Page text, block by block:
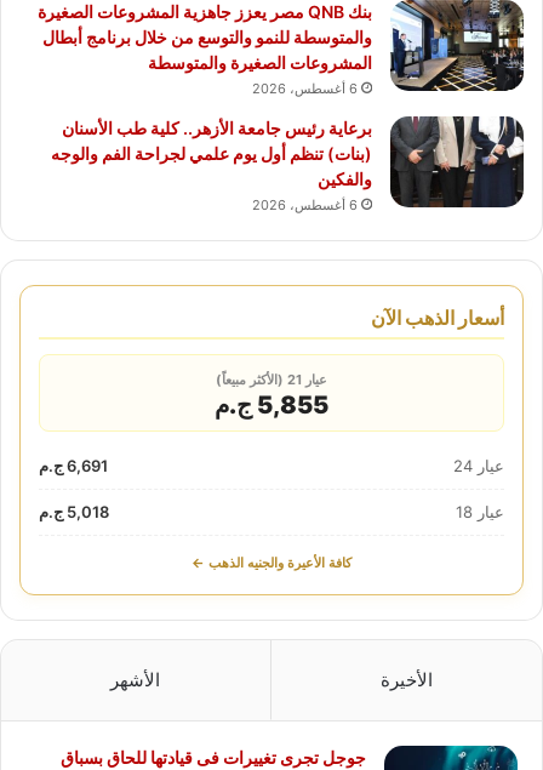
بنك QNB مصر يعزز جاهزية المشروعات الصغيرة
والمتوسطة للنمو والتوسع من خلال برنامج أبطال
المشروعات الصغيرة والمتوسطة
6 أغسطس، 2026
برعاية رئيس جامعة الأزهر.. كلية طب الأسنان
(بنات) تنظم أول يوم علمي لجراحة الفم والوجه
والفكين
6 أغسطس، 2026
أسعار الذهب الآن
عيار 21 (الأكثر مبيعاً)
5,855 ج.م
عيار 24 6,691 ج.م
عيار 18 5,018 ج.م
كافة الأعيرة والجنيه الذهب ←
الأخيرة الأشهر
جوجل تجرى تغييرات فى قيادتها للحاق بسباق